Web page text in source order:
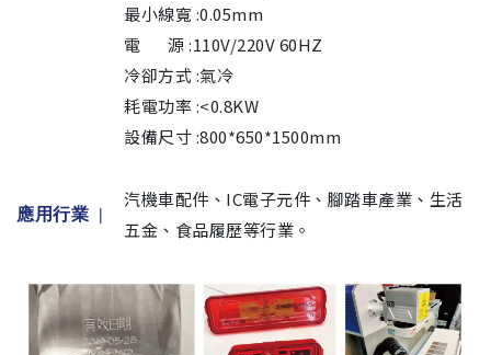
最小線寬 :0.05mm
電 源 :110V/220V 60HZ
冷卻方式 :氣冷
耗電功率 :<0.8KW
設備尺寸 :800*650*1500mm
應用行業 |
汽機車配件、IC電子元件、腳踏車產業、生活
五金、食品履歷等行業。